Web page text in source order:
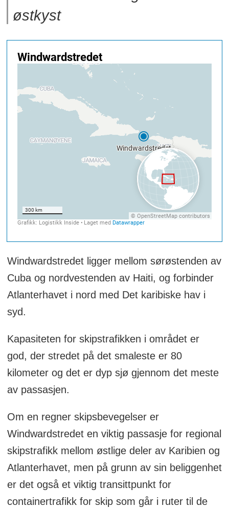
østkyst
Windwardstredet ligger mellom sørøstenden av
Cuba og nordvestenden av Haiti, og forbinder
Atlanterhavet i nord med Det karibiske hav i
syd.
Kapasiteten for skipstrafikken i området er
god, der stredet på det smaleste er 80
kilometer og det er dyp sjø gjennom det meste
av passasjen.
Om en regner skipsbevegelser er
Windwardstredet en viktig passasje for regional
skipstrafikk mellom østlige deler av Karibien og
Atlanterhavet, men på grunn av sin beliggenhet
er det også et viktig transittpunkt for
containertrafikk for skip som går i ruter til de